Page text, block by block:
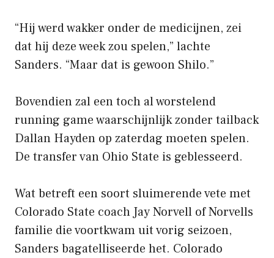
“Hij werd wakker onder de medicijnen, zei
dat hij deze week zou spelen,” lachte
Sanders. “Maar dat is gewoon Shilo.”
Bovendien zal een toch al worstelend
running game waarschijnlijk zonder tailback
Dallan Hayden op zaterdag moeten spelen.
De transfer van Ohio State is geblesseerd.
Wat betreft een soort sluimerende vete met
Colorado State coach Jay Norvell of Norvells
familie die voortkwam uit vorig seizoen,
Sanders bagatelliseerde het. Colorado